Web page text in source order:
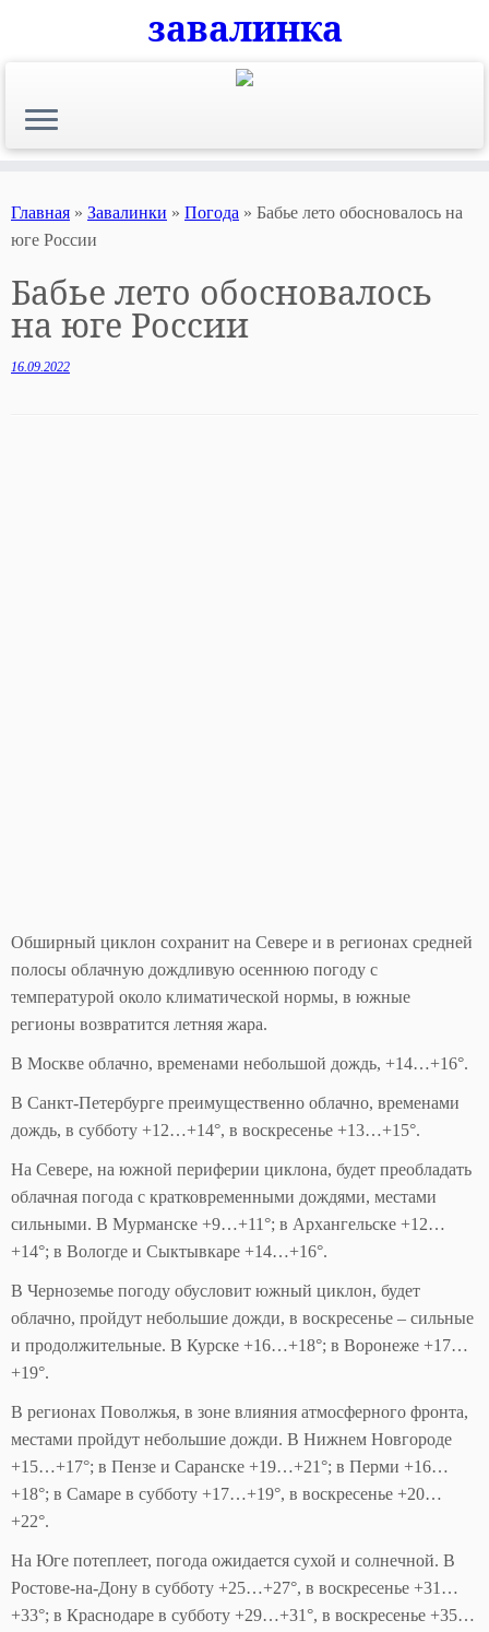
завалинка
Главная » Завалинки » Погода » Бабье лето обосновалось на
юге России
Бабье лето обосновалось
на юге России
16.09.2022
Обширный циклон сохранит на Севере и в регионах средней
полосы облачную дождливую осеннюю погоду с
температурой около климатической нормы, в южные
регионы возвратится летняя жара.
В Москве облачно, временами небольшой дождь, +14…+16°.
В Санкт-Петербурге преимущественно облачно, временами
дождь, в субботу +12…+14°, в воскресенье +13…+15°.
На Севере, на южной периферии циклона, будет преобладать
облачная погода с кратковременными дождями, местами
сильными. В Мурманске +9…+11°; в Архангельске +12…
+14°; в Вологде и Сыктывкаре +14…+16°.
В Черноземье погоду обусловит южный циклон, будет
облачно, пройдут небольшие дожди, в воскресенье – сильные
и продолжительные. В Курске +16…+18°; в Воронеже +17…
+19°.
В регионах Поволжья, в зоне влияния атмосферного фронта,
местами пройдут небольшие дожди. В Нижнем Новгороде
+15…+17°; в Пензе и Саранске +19…+21°; в Перми +16…
+18°; в Самаре в субботу +17…+19°, в воскресенье +20…
+22°.
На Юге потеплеет, погода ожидается сухой и солнечной. В
Ростове-на-Дону в субботу +25…+27°, в воскресенье +31…
+33°; в Краснодаре в субботу +29…+31°, в воскресенье +35…